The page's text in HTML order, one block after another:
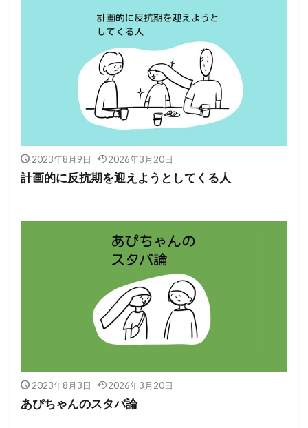
2023年8月9日 2026年3月20日
計画的に反抗期を迎えようとしてくる人
2023年8月3日 2026年3月20日
あぴちゃんのスタバ論